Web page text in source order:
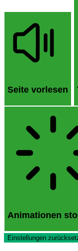
Seite vorlesen
Animationen
Einstellungen